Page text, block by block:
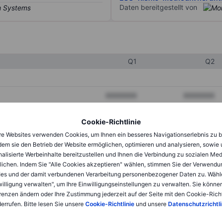
Cookie-Richtlinie
Websites verwenden Cookies, um Ihnen ein besseres Navigationserlebnis zu
sie den Betrieb der Website ermöglichen, optimieren und analysieren, sowie
Werbeinhalte bereitzustellen und Ihnen die Verbindung zu sozialen
Indem Sie "Alle Cookies akzeptieren" wählen, stimmen Sie der
und der damit verbundenen Verarbeitung personenbezogener Daten zu.
verwalten", um Ihre Einwilligungseinstellungen zu verwalten. Sie
ändern oder Ihre Zustimmung jederzeit auf der Seite mit den Cookie-
Bitte lesen Sie unsere Cookie-Richtlinieund unsere
Daten bereitgestellt von
Q1 Q2
XXXXXXX XXXXXXX
XXXXXXX XXXXXXX
XXXXXXX XXXXXXX